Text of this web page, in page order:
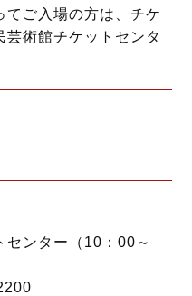
ご入場の方は、チケ
芸術館チケットセンタ
センター（10：00～